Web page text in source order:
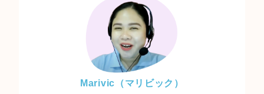
Marivic（マリビック）